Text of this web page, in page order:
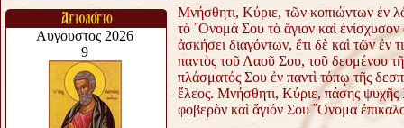
Μνήσθητι, Κύριε, τῶν κοπιώντων ἐν
τὸ ῎Ονομά Σου τὸ ἅγιον καὶ
ἀσκήσει διαγόντων, ἔτι δὲ καὶ τῶν
παντὸς τοῦ Λαοῦ Σου, τοῦ δεομένου
πλάσματός Σου ἐν παντὶ τόπῳ τῆς
ἔλεος. Μνήσθητι, Κύριε, πάσης ψυχῆς
φοβερὸν καὶ ἅγιόν Σου ῎Ονομα